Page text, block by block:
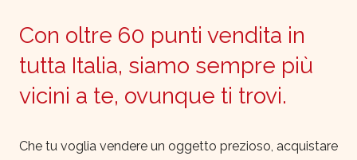
Con oltre 60 punti vendita in
tutta Italia, siamo sempre più
vicini a te, ovunque ti trovi.
Che tu voglia vendere un oggetto prezioso, acquistare